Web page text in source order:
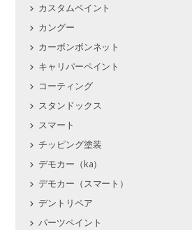
カスタムペイント
カングー
カーボンボンネット
キャリパーペイント
コーティング
スタンドックス
スマート
チッピング塗装
デモカー（ka）
デモカー（スマート）
デントリペア
パーツペイント